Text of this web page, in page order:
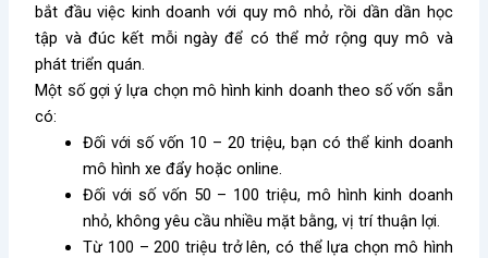
bắt đầu việc kinh doanh với quy mô nhỏ, rồi dần dần học
tập và đúc kết mỗi ngày để có thể mở rộng quy mô và
phát triển quán.
Một số gợi ý lựa chọn mô hình kinh doanh theo số vốn sẵn
có:
Đối với số vốn 10 – 20 triệu, bạn có thể kinh doanh
mô hình xe đẩy hoặc online.
Đối với số vốn 50 – 100 triệu, mô hình kinh doanh
nhỏ, không yêu cầu nhiều mặt bằng, vị trí thuận lợi.
Từ 100 – 200 triệu trở lên, có thể lựa chọn mô hình